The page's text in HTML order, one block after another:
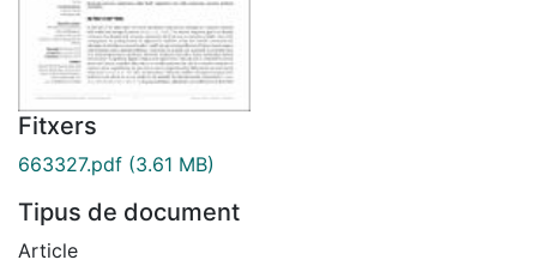
Fitxers
663327.pdf (3.61 MB)
Tipus de document
Article